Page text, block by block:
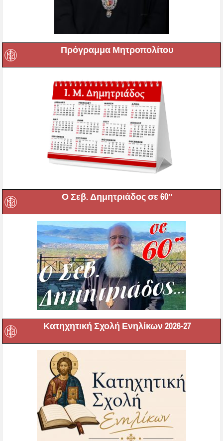
Πρόγραμμα Μητροπολίτου
Ο Σεβ. Δημητριάδος σε 60″
Κατηχητική Σχολή Ενηλίκων 2026-27